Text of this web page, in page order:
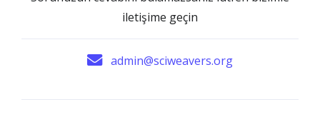
iletişime geçin
admin@sciweavers.org